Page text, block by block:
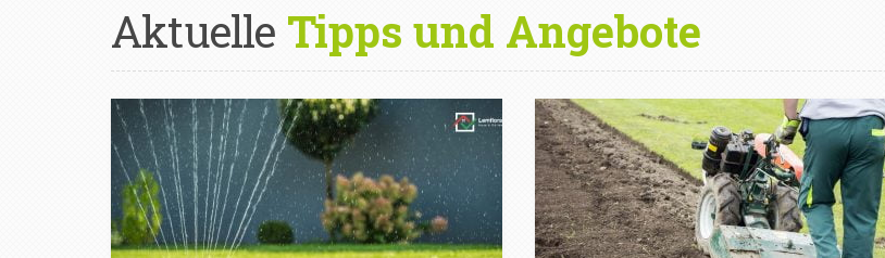
Aktuelle Tipps und Angebote